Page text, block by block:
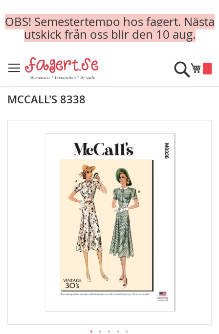
OBS! Semestertempo hos fagert. Nästa
utskick från oss blir den 10 aug.
to
Content
Min
Sök
MCCALL'S 8338